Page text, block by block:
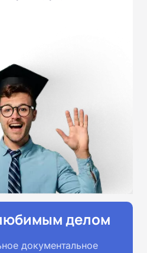
и дипломы о
делом
документальное